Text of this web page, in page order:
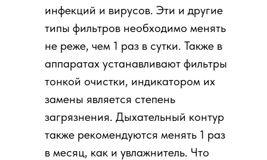
инфекций и вирусов. Эти и другие
типы фильтров необходимо менять
не реже, чем 1 раз в сутки. Также в
аппаратах устанавливают фильтры
тонкой очистки, индикатором их
замены является степень
загрязнения. Дыхательный контур
также рекомендуются менять 1 раз
в месяц, как и увлажнитель. Что